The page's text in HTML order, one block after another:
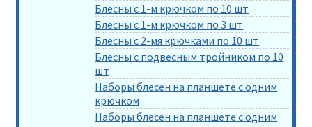
Блесны с 1-м крючком по 10 шт
Блесны с 1-м крючком по 3 шт
Блесны с 2-мя крючками по 10 шт
Блесны с подвесным тройником по 10
шт
Наборы блесен на планшете с одним
крючком
Наборы блесен на планшете с одним